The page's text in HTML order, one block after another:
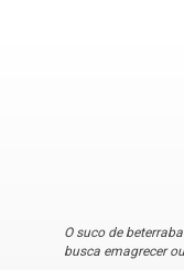
O suco de
busca emagrecer